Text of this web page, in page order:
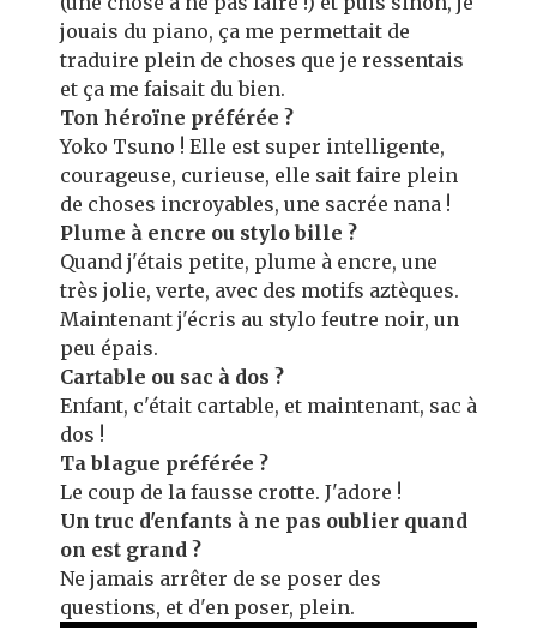
jouais du piano, ça me permettait de
traduire plein de choses que je ressentais
et ça me faisait du bien.
Ton héroïne préférée ?
Yoko Tsuno ! Elle est super intelligente,
courageuse, curieuse, elle sait faire plein
de choses incroyables, une sacrée nana !
Plume à encre ou stylo bille ?
Quand j'étais petite, plume à encre, une
très jolie, verte, avec des motifs aztèques.
Maintenant j'écris au stylo feutre noir, un
peu épais.
Cartable ou sac à dos ?
Enfant, c'était cartable, et maintenant, sac à
dos !
Ta blague préférée ?
Le coup de la fausse crotte. J'adore !
Un truc d'enfants à ne pas oublier quand
on est grand ?
Ne jamais arrêter de se poser des
questions, et d'en poser, plein.